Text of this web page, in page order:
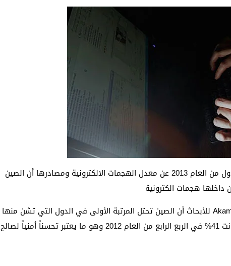
كشفت دراسة أمنية جديدة خاصة بالربع الأول من العام 2013 عن معدل الهجمات الالكترونية ومصادرها أن الصين
هجمات الكترونية
وقالت الدراسة التق قامت بها مؤسسة Akamai للأبحاث أن الصين تحتل المرتبة الأولى في الدول التي تشن منها
الهجمات الالكترونية بنسبة 34% بعد أنا كانت 41% في الربع الرابع من العام 2012 وهو ما يعتبر تحسناً أمنياً لصالح